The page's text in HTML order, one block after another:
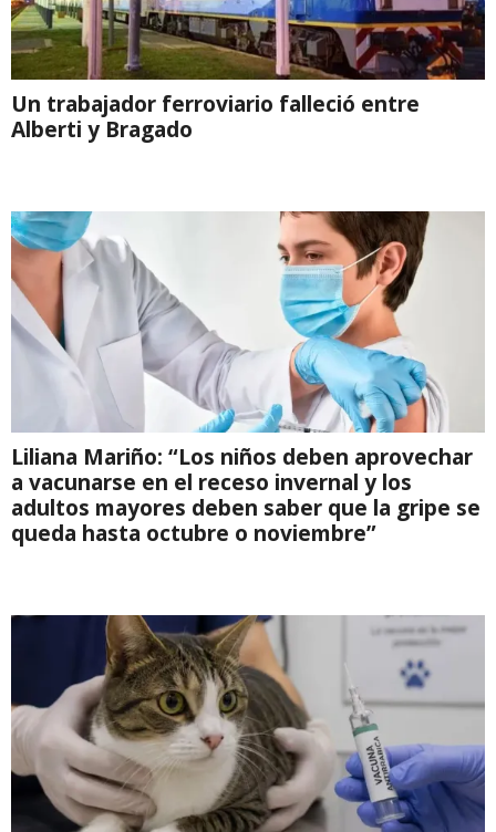
Un trabajador ferroviario falleció entre
Alberti y Bragado
Liliana Mariño: “Los niños deben aprovechar
a vacunarse en el receso invernal y los
adultos mayores deben saber que la gripe se
queda hasta octubre o noviembre”